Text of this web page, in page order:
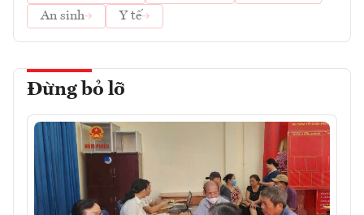
An sinh
Y tế
Đừng bỏ lỡ